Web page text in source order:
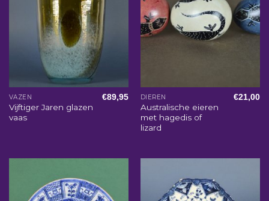
VAZEN
Vijftiger Jaren glazen
vaas
€89,95 DIEREN
Australische eieren
met hagedis of
lizard
€21,00